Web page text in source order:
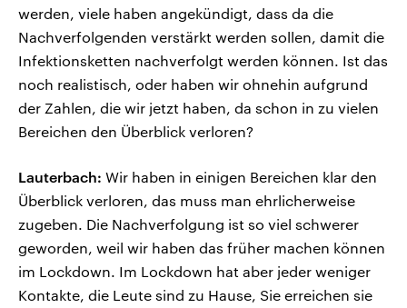
werden, viele haben angekündigt, dass da die
Nachverfolgenden verstärkt werden sollen, damit die
Infektionsketten nachverfolgt werden können. Ist das
noch realistisch, oder haben wir ohnehin aufgrund
der Zahlen, die wir jetzt haben, da schon in zu vielen
Bereichen den Überblick verloren?
Lauterbach: Wir haben in einigen Bereichen klar den
Überblick verloren, das muss man ehrlicherweise
zugeben. Die Nachverfolgung ist so viel schwerer
geworden, weil wir haben das früher machen können
im Lockdown. Im Lockdown hat aber jeder weniger
Kontakte, die Leute sind zu Hause, Sie erreichen sie